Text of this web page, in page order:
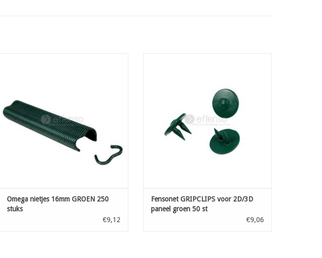
Omega nietjes 16mm GROEN 250
stuks
€9,12
draaddiameter minimaal 5 mm tot 6 mm
TOEVOEGEN AAN WINKELWAGEN
Fensonet GRIPCLIPS voor 2D/3D
paneel groen 50 st
€9,06